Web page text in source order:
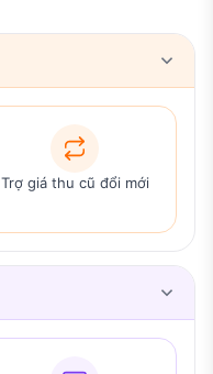
Trợ giá thu cũ đổi mới